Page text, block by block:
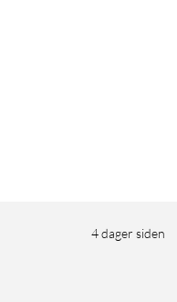
4 dager siden